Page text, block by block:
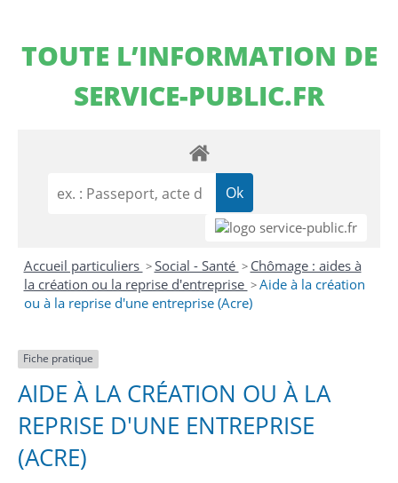
TOUTE L’INFORMATION DE
SERVICE-PUBLIC.FR
Accueil particuliers >Social - Santé > Chômage : aides à
la création ou la reprise d'entreprise >Aide à la création
ou à la reprise d'une entreprise (Acre)
Fiche pratique
AIDE À LA CRÉATION OU À LA
REPRISE D'UNE ENTREPRISE
(ACRE)